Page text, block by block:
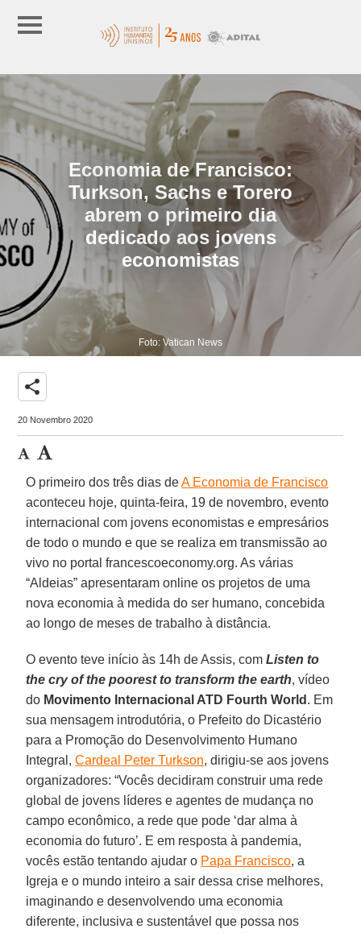
Economia de Francisco:
Turkson, Sachs e Torero
abrem o primeiro dia
dedicado aos jovens
economistas
Foto: Vatican News
share
20 Novembro 2020
O primeiro dos três dias deA Economia de Francisco
aconteceu hoje, quinta-feira, 19 de novembro, evento
internacional com jovens economistas e empresários
de todo o mundo e que se realiza em transmissão ao
vivo no portal francescoeconomy.org. As várias
“Aldeias” apresentaram online os projetos de uma
nova economia à medida do ser humano, concebida
ao longo de meses de trabalho à distância.
O evento teve início às 14h de Assis, comListen to
the cry of the poorest to transform the earth, vídeo
do Movimento Internacional ATD Fourth World . Em
sua mensagem introdutória, o Prefeito do Dicastério
para a Promoção do Desenvolvimento Humano
Integral,Cardeal Peter Turkson, dirigiu-se aos jovens
organizadores: “Vocês decidiram construir uma rede
global de jovens líderes e agentes de mudança no
campo econômico, a rede que pode ‘dar alma à
economia do futuro’. E em resposta à pandemia,
vocês estão tentando ajudar o Papa Francisco, a
Igreja e o mundo inteiro a sair dessa crise melhores,
imaginando e desenvolvendo uma economia
diferente, inclusiva e sustentável que possa nos